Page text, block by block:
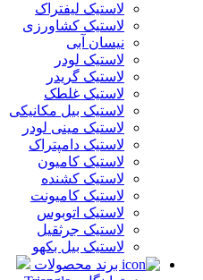
لاستیک لیفتراک
لاستیک کشاورزی
نیسان آبی
لاستیک لودر
لاستیک گریدر
لاستیک غلطک
لاستیک بیل مکانیکی
لاستیک مینی لودر
لاستیک دامپتراک
لاستیک کامیون
لاستیک کشنده
لاستیک کامیونت
لاستیک اتوبوس
لاستیک جرثقیل
لاستیک بیل بکهو
برند محصولات